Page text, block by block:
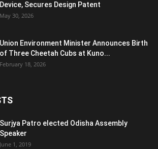
Device, Secures Design Patent
May 30, 2026
Union Environment Minister Announces Birth
of Three Cheetah Cubs at Kuno...
February 18, 2026
Surjya Patro elected Odisha Assembly
Speaker
June 1, 2019